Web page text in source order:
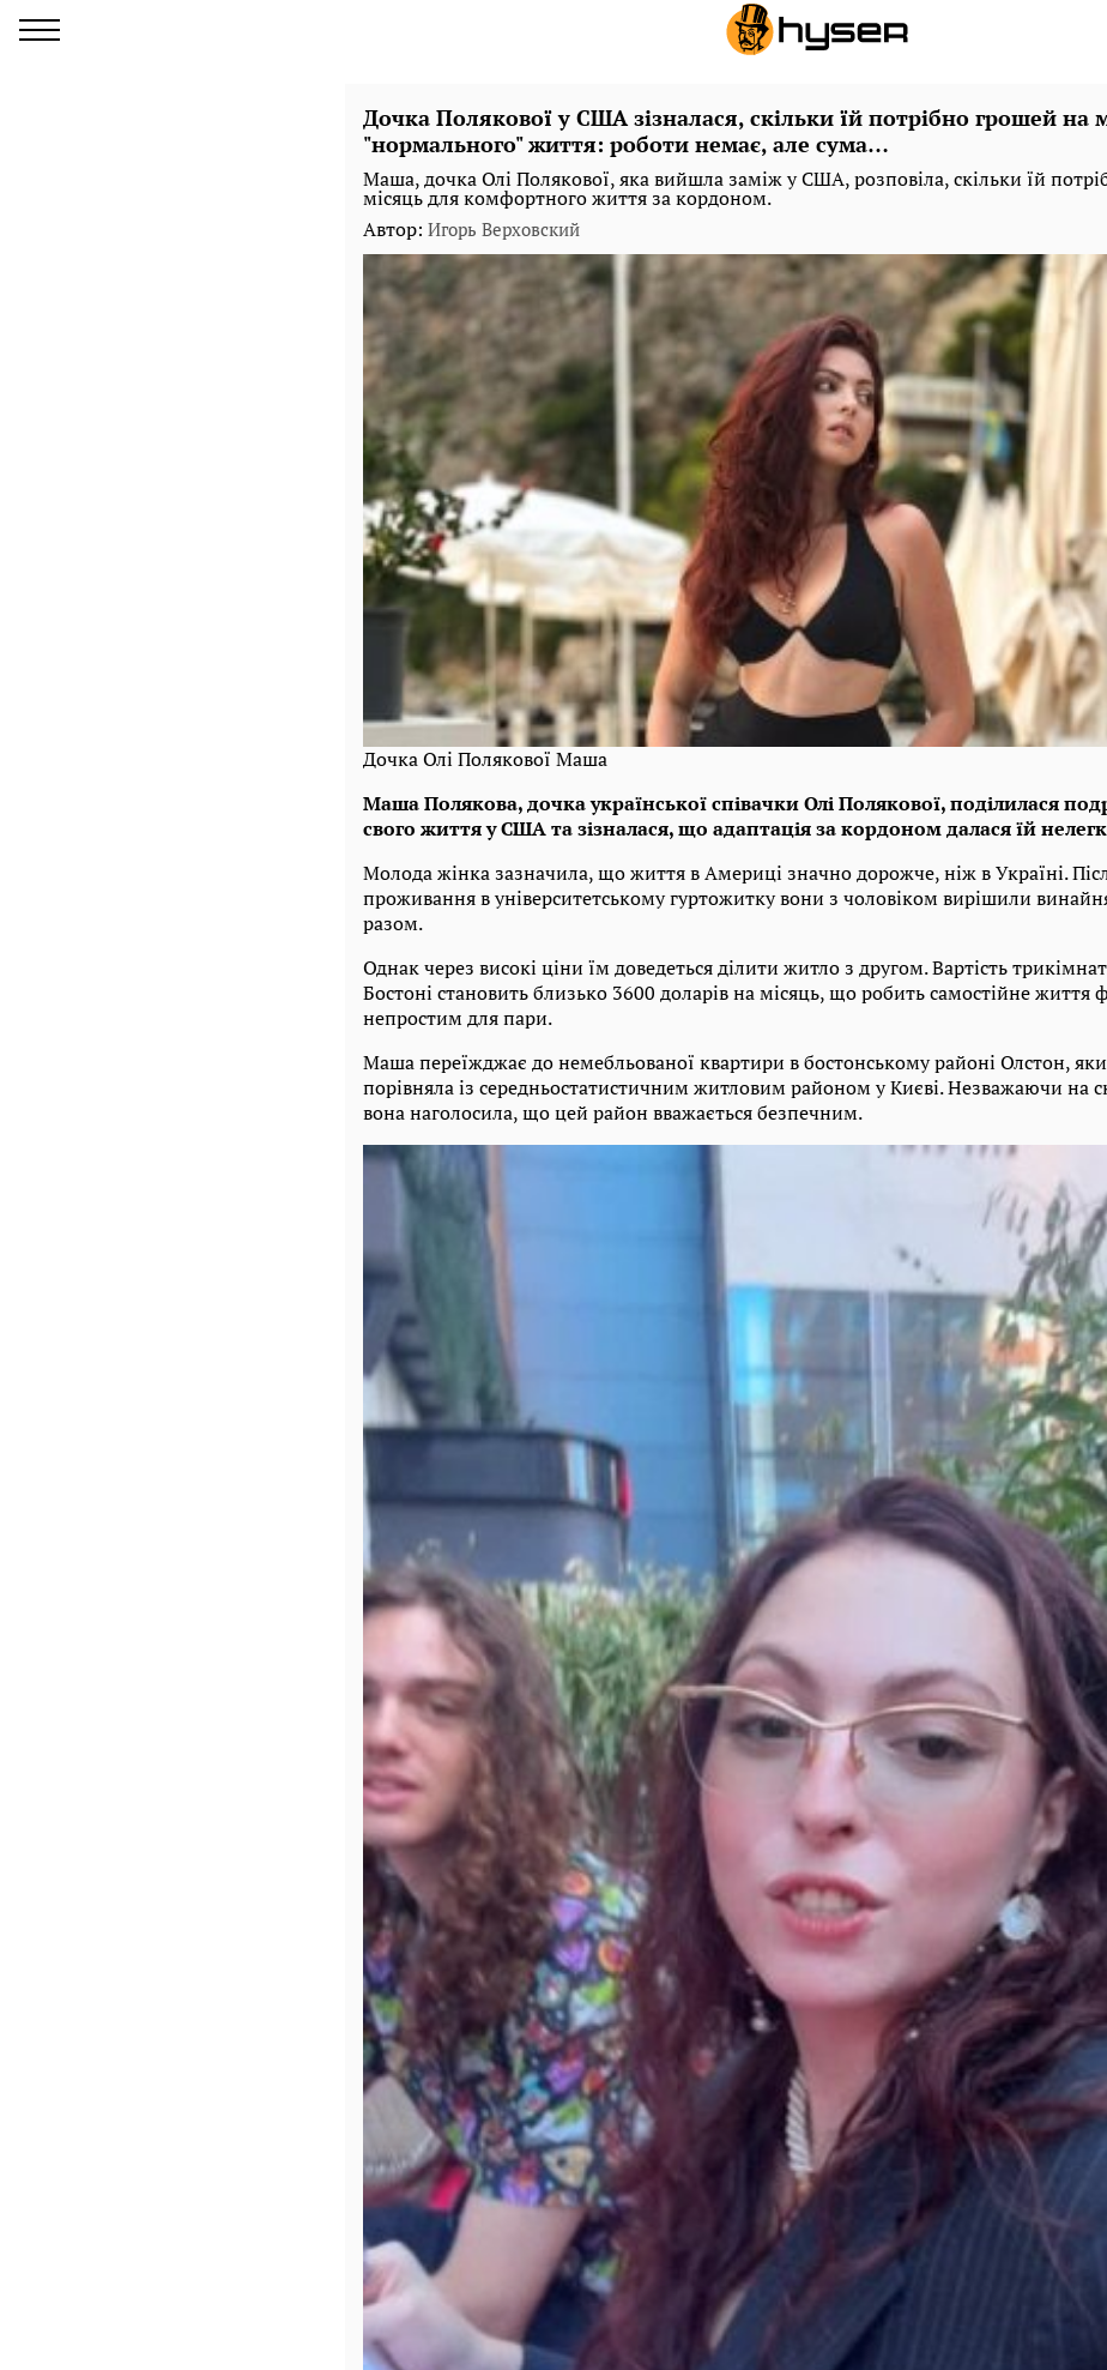
Дочка Полякової у США зізналася, скільки їй потрібно грошей на
"нормального" життя: роботи немає, але сума…
Маша, дочка Олі Полякової, яка вийшла заміж у США, розповіла, скільки їй
місяць для комфортного життя за кордоном.
Автор: Игорь Верховский
Дочка Олі Полякової Маша
Маша Полякова, дочка української співачки Олі Полякової, поділилася
свого життя у США та зізналася, що адаптація за кордоном далася їй
Молода жінка зазначила, що життя в Америці значно дорожче, ніж в Україні.
проживання в університетському гуртожитку вони з чоловіком вирішили
разом.
Однак через високі ціни їм доведеться ділити житло з другом. Вартість
Бостоні становить близько 3600 доларів на місяць, що робить самостійне життя
непростим для пари.
Маша переїжджає до немебльованої квартири в бостонському районі Олстон,
порівняла із середньостатистичним житловим районом у Києві. Незважаючи на
вона наголосила, що цей район вважається безпечним.